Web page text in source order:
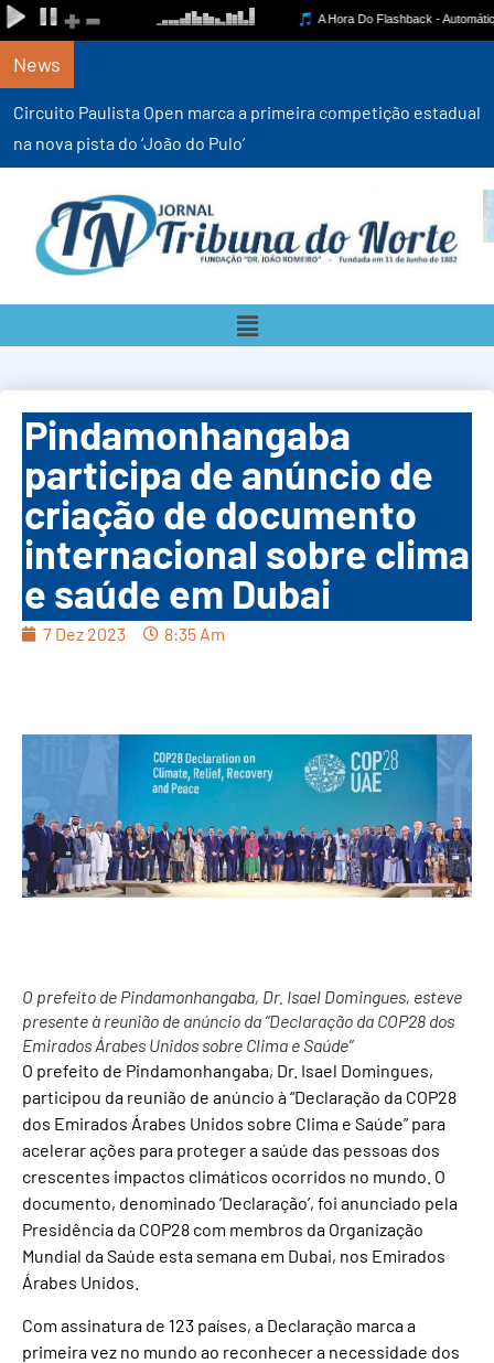
News
Circuito Paulista Open marca a primeira competição estadual
na nova pista do ‘João do Pulo’
Pindamonhangaba
participa de anúncio de
criação de documento
internacional sobre clima
e saúde em Dubai
7 Dez 2023 8:35 Am
O prefeito de Pindamonhangaba, Dr. Isael Domingues, esteve
presente à reunião de anúncio da “Declaração da COP28 dos
Emirados Árabes Unidos sobre Clima e Saúde”
O prefeito de Pindamonhangaba, Dr. Isael Domingues,
participou da reunião de anúncio à “Declaração da COP28
dos Emirados Árabes Unidos sobre Clima e Saúde” para
acelerar ações para proteger a saúde das pessoas dos
crescentes impactos climáticos ocorridos no mundo. O
documento, denominado ‘Declaração’, foi anunciado pela
Presidência da COP28 com membros da Organização
Mundial da Saúde esta semana em Dubai, nos Emirados
Árabes Unidos.
Com assinatura de 123 países, a Declaração marca a
primeira vez no mundo ao reconhecer a necessidade dos